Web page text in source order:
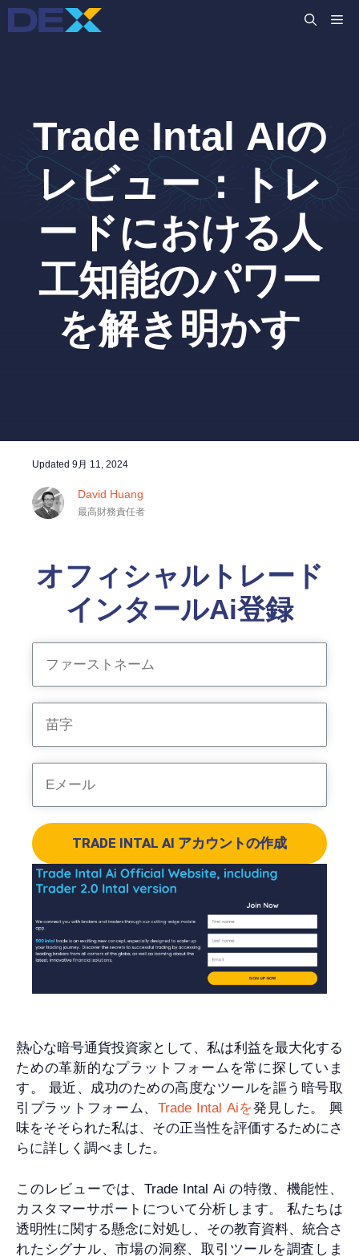
コ
ン
Trade Intal AIの
レビュー：トレ
ードにおける人
工知能のパワー
を解き明かす
Updated 9月 11, 2024
David Huang
最高財務責任者
オフィシャルトレード
インタールAi登録
TRADE INTAL AI アカウントの作成
熱心な暗号通貨投資家として、私は利益を最大化する
ための革新的なプラットフォームを常に探していま
す。 最近、成功のための高度なツールを謳う暗号取
引プラットフォーム、 Trade Intal Aiを発見した。 興
味をそそられた私は、その正当性を評価するためにさ
らに詳しく調べました。
このレビューでは、Trade Intal Ai の特徴、機能性、
カスタマーサポートについて分析します。 私たちは
透明性に関する懸念に対処し、その教育資料、統合さ
れたシグナル、市場の洞察、取引ツールを調査しま